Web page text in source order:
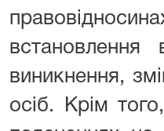
встановлення
виникнення,
осіб. Крім